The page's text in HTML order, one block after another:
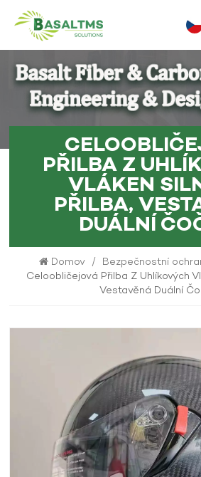
CELOOBLIČEJOVÁ
PŘILBA Z
VLÁKEN
PŘILBA,
DUÁLNÍ
Domov / Bezpečnostní
Celoobličejová Přilba Z Uhlíkových
Vestavěná Duální